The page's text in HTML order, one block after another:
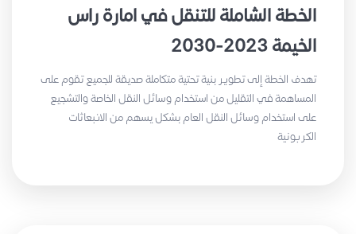
الخطة الشاملة للتنقل في امارة راس
الخيمة 2023-2030
تهدف الخطة إلى تطوير بنية تحتية متكاملة صديقة للجميع تقوم على
المساهمة في التقليل من استخدام وسائل النقل الخاصة والتشجيع
على استخدام وسائل النقل العام بشكل يسهم من الانبعاثات
الكربونية